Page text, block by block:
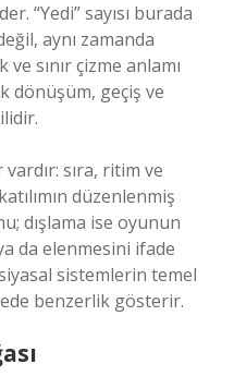
“Yedi” sayısı burada
aynı zamanda
sınır çizme anlamı
dönüşüm, geçiş ve
sıra, ritim ve
düzenlenmiş
dışlama ise oyunun
da elenmesini ifade
sistemlerin temel
benzerlik gösterir.